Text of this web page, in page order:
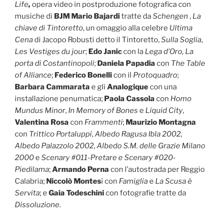
Life, opera video in postproduzione fotografica con
musiche di BJM Mario Bajarditratte daSchengen , La
chiave di Tintoretto, un omaggio alla celebre Ultima
Cenadi Jacopo Robusti detto il Tintoretto,Sulla Soglia,
Les Vestiges du jour; Edo Janiccon la Lega d’Oro, La
porta di Costantinopoli; Daniela Papadia con The Table
of Alliance; Federico Bonellicon il Protoquadro;
Barbara Cammarata e gli Analogiquecon una
installazione penumatica; Paola Cassola con Homo
Mundus Minor, In Memory of Bones e Liquid City,
Valentina Rosa con Frammenti; Maurizio Montagna
con Trittico Portaluppi,Albedo Ragusa Ibla 2002,
Albedo Palazzolo 2002,Albedo S.M. delle Grazie Milano
2000e Scenary #011-Pretare e Scenary #020-
Piedilama;Armando Perna con l’autostrada per Reggio
Calabria; Niccolò Montesi con Famigliae La Scusa è
Servita; e Gaia Todeschinicon fotografie tratte da
Dissoluzione.